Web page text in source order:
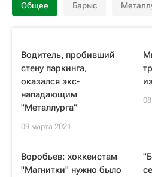
Общее Барыс
Водитель, пробивший
стену паркинга,
оказался экс-
нападающим
"Металлурга"
09 марта 2021
Воробьев: хоккеистам
"Магнитки" нужно было